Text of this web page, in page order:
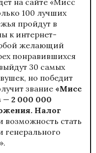
100 лучших
пройдут в
к интернет-
желающий
понравившихся
30 самых
но победит
звание «Мисс
— 2 000 000
Налог
возможность стать